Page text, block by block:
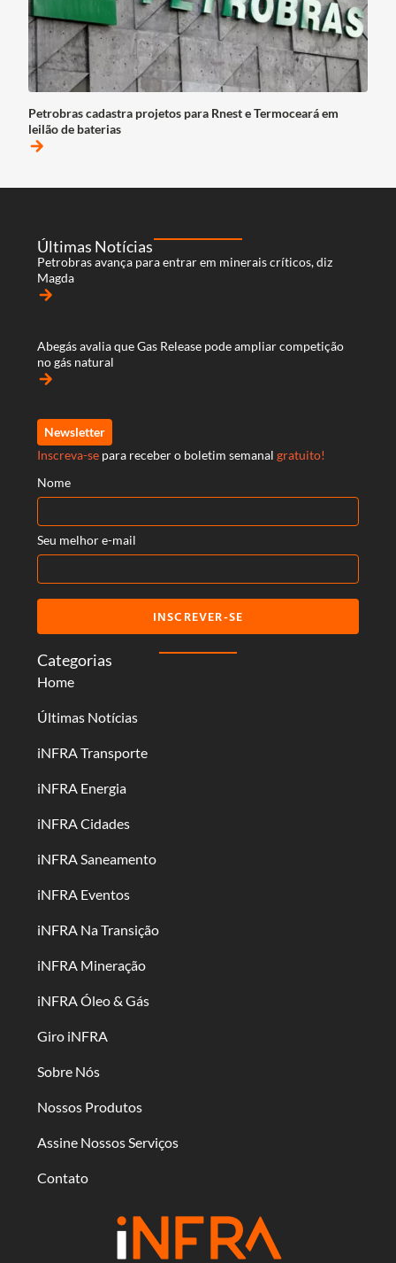
Petrobras cadastra projetos para Rnest e Termoceará em
leilão de baterias
arrow_forward
Categorias
Home
Últimas Notícias
iNFRA Transporte
iNFRA Energia
iNFRA Cidades
iNFRA Saneamento
iNFRA Eventos
iNFRA Na Transição
iNFRA Mineração
iNFRA Óleo & Gás
Giro iNFRA
Sobre Nós
Nossos Produtos
Assine Nossos Serviços
Contato
Últimas Notícias
Petrobras avança para entrar em minerais críticos, diz
Magda
arrow_forward
Abegás avalia que Gas Release pode ampliar competição
no gás natural
arrow_forward
Newsletter
Inscreva-se para receber o boletim semanal gratuito!
Nome
Seu melhor e-mail
INSCREVER-SE